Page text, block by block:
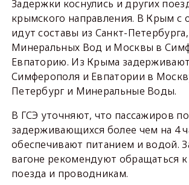
Задержки коснулись и других
крымского направления. В Крым с
идут составы из Санкт-
Минеральных Вод и Москвы в
Евпаторию. Из Крыма
Симферополя и Евпатории в
Петербург и Минеральные Воды.
В ГСЭ уточняют, что пассажиров
задерживающихся более чем на 4
обеспечивают питанием и водой.
вагоне рекомендуют обращаться к
поезда и проводникам.